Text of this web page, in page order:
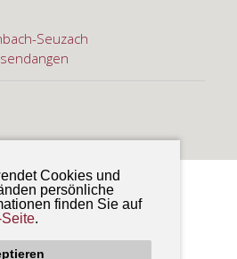
Cookies und
persönliche
finden Sie auf
.
Seuzach
Martin. Alle Rechte
& Datenschutzerklärung